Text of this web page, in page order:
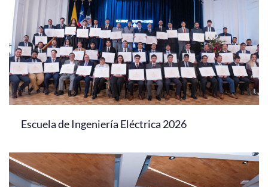
Escuela de Ingeniería Eléctrica 2026